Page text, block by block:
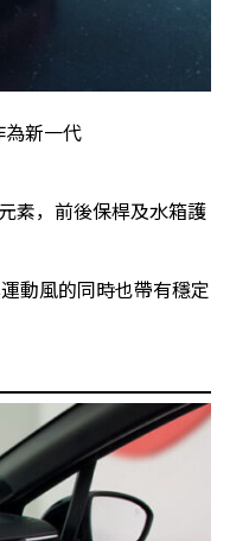
新一代
素，前後保桿及水箱護
動風的同時也帶有穩定